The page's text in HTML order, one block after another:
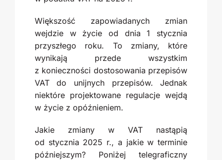
Większość zapowiadanych zmian
wejdzie w życie od dnia 1 stycznia
przyszłego roku. To zmiany, które
wynikają przede wszystkim
z konieczności dostosowania przepisów
VAT do unijnych przepisów. Jednak
niektóre projektowane regulacje wejdą
w życie z opóźnieniem.
Jakie zmiany w VAT nastąpią
od stycznia 2025 r., a jakie w terminie
późniejszym? Poniżej telegraficzny